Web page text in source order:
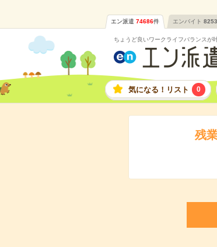
エン派遣 74686件 エンバイト
ちょうど良いワークライフバランスが
気になる！リスト 0
残